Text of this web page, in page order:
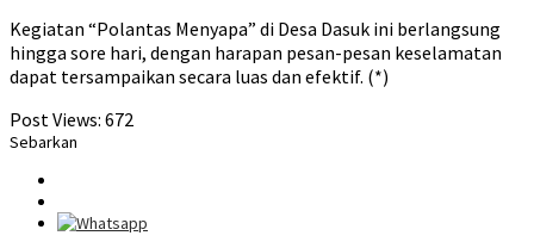
Kegiatan “Polantas Menyapa” di Desa Dasuk ini berlangsung
hingga sore hari, dengan harapan pesan-pesan keselamatan
dapat tersampaikan secara luas dan efektif. (*)
Post Views: 672
Sebarkan